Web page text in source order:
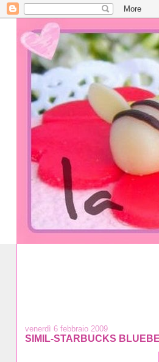
venerdì 6 febbraio 2009
SIMIL-STARBUCKS